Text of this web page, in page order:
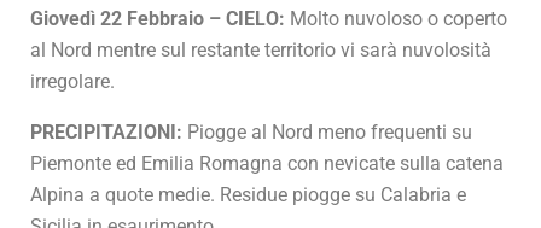
Giovedì 22 Febbraio – CIELO: Molto nuvoloso o coperto
al Nord mentre sul restante territorio vi sarà nuvolosità
irregolare.
PRECIPITAZIONI: Piogge al Nord meno frequenti su
Piemonte ed Emilia Romagna con nevicate sulla catena
Alpina a quote medie. Residue piogge su Calabria e